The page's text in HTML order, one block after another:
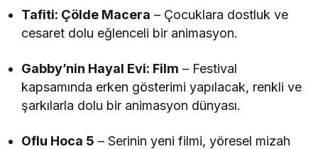
Tafiti: Çölde Macera – Çocuklara dostluk ve
cesaret dolu eğlenceli bir animasyon.
Gabby’nin Hayal Evi: Film – Festival
kapsamında erken gösterimi yapılacak, renkli ve
şarkılarla dolu bir animasyon dünyası.
Oflu Hoca 5 – Serinin yeni filmi, yöresel mizah